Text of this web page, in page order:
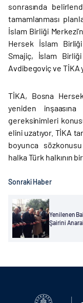
sonrasında
tamamlanması
İslam Birliği
Hersek İslam Birliği
Smajiç, İslam
Avdibegoviç ve TİKA
TİKA, Bosna
yeniden
gereksinimleri
elini uzatıyor. TİKA
boyunca
halka Türk halkının
Sonraki Haber
Yenilenen
Şairini